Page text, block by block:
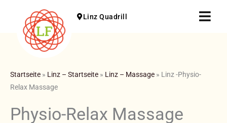
springen
Linz Quadrill
Startseite » Linz – Startseite » Linz – Massage » Linz -Physio-
Relax Massage
Physio-Relax Massage